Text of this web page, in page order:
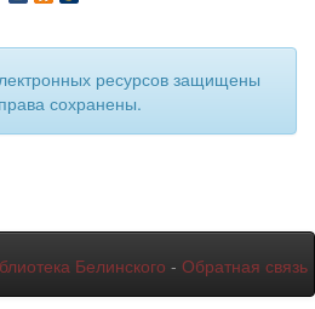
ресурсов защищены
сохранены.
Белинского - Обратная связь